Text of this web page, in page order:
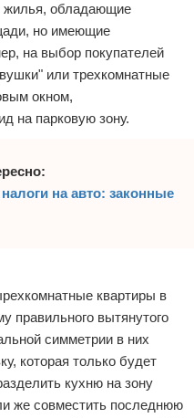
жилья, обладающие
но имеющие
на выбор покупателей
или трехкомнатные
окном,
на парковую зону.
на авто: законные
квартиры в
вытянутого
симметрии в них
которая только будет
кухню на зону
же совместить последнюю